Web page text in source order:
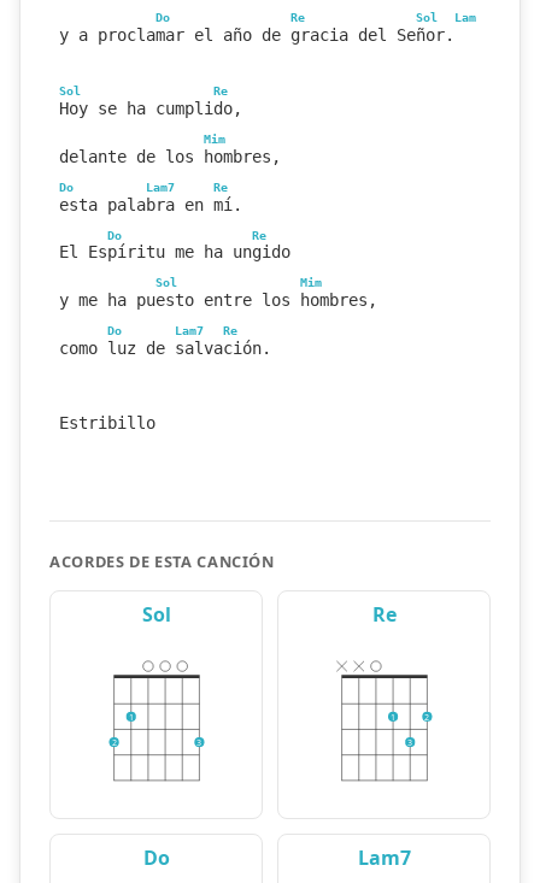
Do Re Sol Lam
y a proclamar el año de gracia del Señor.
Sol Re
Hoy se ha cumplido,
Mim
delante de los hombres,
Do Lam7 Re
esta palabra en mí.
Do Re
El Espíritu me ha ungido
Sol Mim
y me ha puesto entre los hombres,
Do Lam7 Re
como luz de salvación.
Estribillo
ACORDES DE ESTA CANCIÓN
Sol
2
1
3
Re
1
3
2
Do Lam7